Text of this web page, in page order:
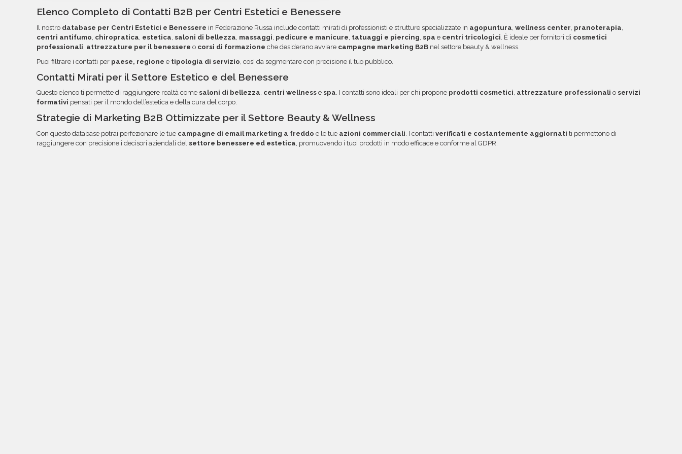
tuoi strumenti di invio. Ogni campo è organizzato in colonne per
semplificare la lettura, l'ordinamento e l'utilizzo dei dati. Una volta pronti,
troverai file e documentazione nella tua area riservata, con link diretto via
email.
opzione.
Elenco Completo di Contatti B2B per Centri Estetici e Benessere
Il nostro database per Centri Estetici e Benessere in Federazione Russa include contatti mirati di professionisti e strutture specializzate in agopuntura wellness center pranoterapia
centri antifumo chiropratica estetica saloni di bellezza massaggi pedicure e manicure tatuaggi e piercing spa e centri tricologici . È ideale per fornitori di cosmetici
professionali attrezzature per il benessere o corsi di formazione che desiderano avviare campagne marketing B2B nel settore beauty & wellness.
Puoi filtrare i contatti per paese, regione e tipologia di servizio , così da segmentare con precisione il tuo pubblico.
Contatti Mirati per il Settore Estetico e del Benessere
Questo elenco ti permette di raggiungere realtà come saloni di bellezza, centri wellness e spa. I contatti sono ideali per chi propone prodotti cosmetici, attrezzature professionali o servizi
formativi pensati per il mondo dell’estetica e della cura del corpo.
Strategie di Marketing B2B Ottimizzate per il Settore Beauty & Wellness
Con questo database potrai perfezionare le tue campagne di email marketing a freddo e le tue azioni commerciali. I contatti verificati e costantemente aggiornati ti permettono di
raggiungere con precisione i decisori aziendali del settore benessere ed estetica, promuovendo i tuoi prodotti in modo efficace e conforme al GDPR.